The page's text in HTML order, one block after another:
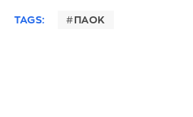
TAGS: ΠΑΟΚ